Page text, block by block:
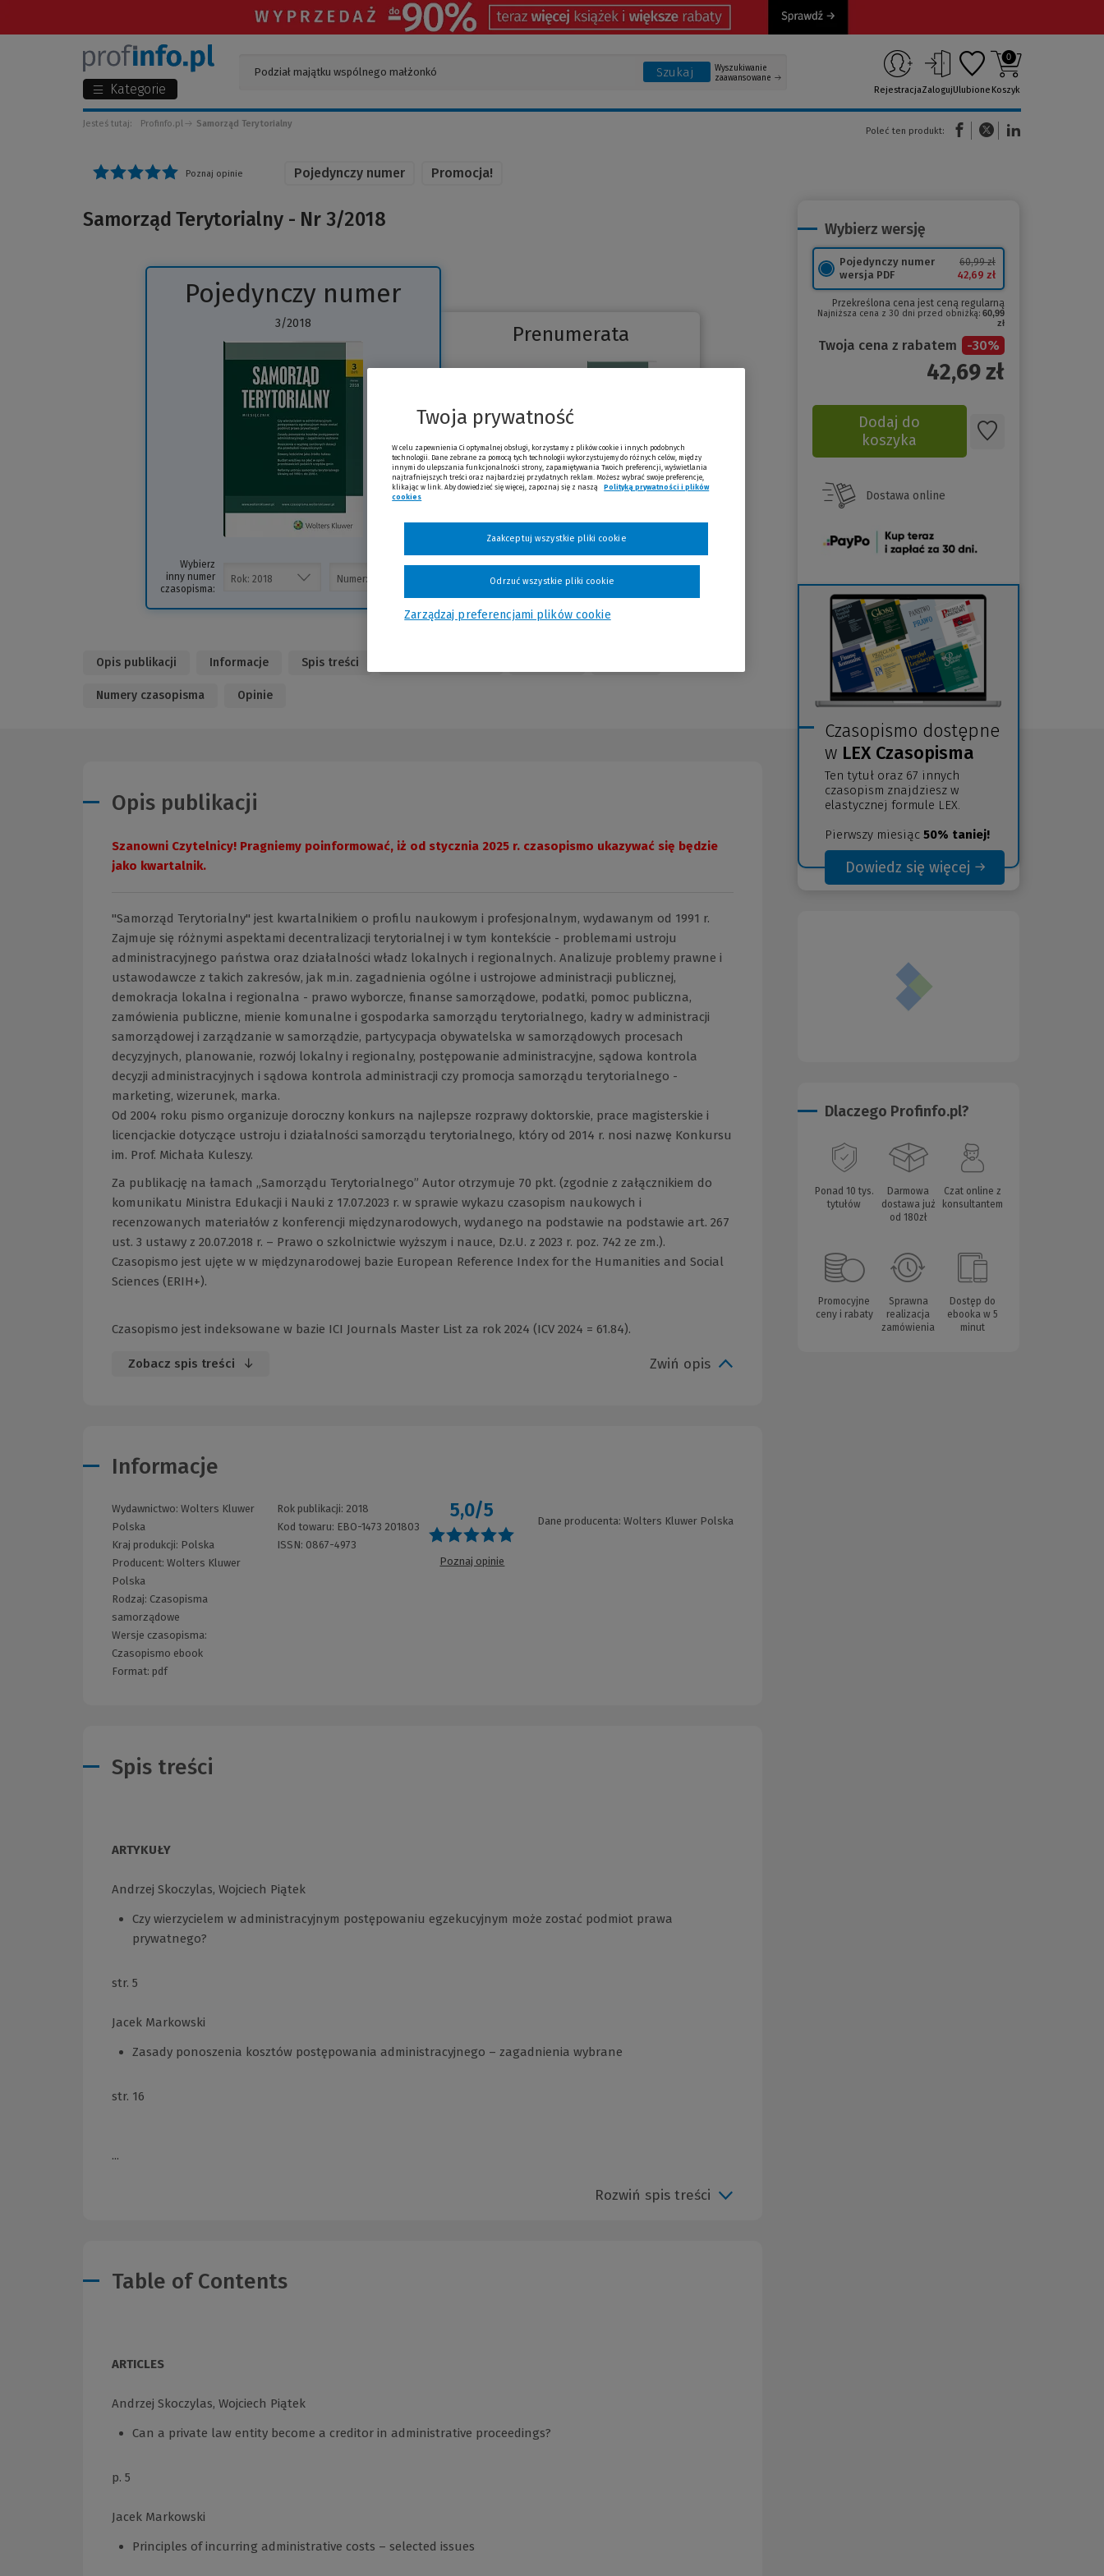
Kategorie
Szukaj
Wyszukiwanie
zaawansowane
RejestracjaZalogujUlubione
0
Koszyk
Jesteś tutaj: Profinfo.pl Samorząd Terytorialny
Poleć ten produkt:
(Nowe okno)(Link do innej strony)
Poznaj opinie Pojedynczy numer Promocja!
Samorząd Terytorialny - Nr 3/2018
Pojedynczy numer
3/2018
Wybierz
inny numer
czasopisma:
Prenumerata
Sprawdź
Opis publikacji Informacje Spis treści
Numery czasopisma Opinie
Opis publikacji
Szanowni Czytelnicy! Pragniemy poinformować, iż od stycznia 2025 r. czasopismo ukazywać się będzie
jako kwartalnik.
"Samorząd Terytorialny" jest kwartalnikiem o profilu naukowym i profesjonalnym, wydawanym od 1991 r.
Zajmuje się różnymi aspektami decentralizacji terytorialnej i w tym kontekście - problemami ustroju
administracyjnego państwa oraz działalności władz lokalnych i regionalnych. Analizuje problemy prawne i
ustawodawcze z takich zakresów, jak m.in. zagadnienia ogólne i ustrojowe administracji publicznej,
demokracja lokalna i regionalna - prawo wyborcze, finanse samorządowe, podatki, pomoc publiczna,
zamówienia publiczne, mienie komunalne i gospodarka samorządu terytorialnego, kadry w administracji
samorządowej i zarządzanie w samorządzie, partycypacja obywatelska w samorządowych procesach
decyzyjnych, planowanie, rozwój lokalny i regionalny, postępowanie administracyjne, sądowa kontrola
decyzji administracyjnych i sądowa kontrola administracji czy promocja samorządu terytorialnego -
marketing, wizerunek, marka.
Od 2004 roku pismo organizuje doroczny konkurs na najlepsze rozprawy doktorskie, prace magisterskie i
licencjackie dotyczące ustroju i działalności samorządu terytorialnego, który od 2014 r. nosi nazwę Konkursu
im. Prof. Michała Kuleszy.
Za publikację na łamach „Samorządu Terytorialnego” Autor otrzymuje 70 pkt. (zgodnie z załącznikiem do
komunikatu Ministra Edukacji i Nauki z 17.07.2023 r. w sprawie wykazu czasopism naukowych i
recenzowanych materiałów z konferencji międzynarodowych, wydanego na podstawie na podstawie art. 267
ust. 3 ustawy z 20.07.2018 r. – Prawo o szkolnictwie wyższym i nauce, Dz.U. z 2023 r. poz. 742 ze zm.).
Czasopismo jest ujęte w w międzynarodowej bazie European Reference Index for the Humanities and Social
Sciences (ERIH+).
Czasopismo jest indeksowane w bazie ICI Journals Master List za rok 2024 (ICV 2024 = 61.84).
Zobacz spis treści Zwiń opis
Informacje
Wydawnictwo: Wolters Kluwer
Polska
Kraj produkcji: Polska
Producent: Wolters Kluwer
Polska
Rodzaj: Czasopisma
samorządowe
Wersje czasopisma:
Czasopismo ebook
Format: pdf
Rok publikacji: 2018
Kod towaru: EBO-1473 201803
ISSN: 0867-4973
5,0/5
Poznaj opinie
Dane producenta: Wolters Kluwer Polska
Spis treści
ARTYKUŁY
Andrzej Skoczylas, Wojciech Piątek
Czy wierzycielem w administracyjnym postępowaniu egzekucyjnym może zostać podmiot prawa
prywatnego?
str. 5
Jacek Markowski
Zasady ponoszenia kosztów postępowania administracyjnego – zagadnienia wybrane
str. 16
...
Rozwiń spis treści
Table of Contents
ARTICLES
Andrzej Skoczylas, Wojciech Piątek
Can a private law entity become a creditor in administrative proceedings?
p. 5
Jacek Markowski
Principles of incurring administrative costs – selected issues
Wybierz wersję
Pojedynczy numer
wersja PDF
60,99 zł
42,69 zł
Przekreślona cena jest ceną regularną
Najniższa cena z 30 dni przed obniżką: 60,99
zł
Twoja cena z rabatem -30%
42,69zł
Dodaj do
koszyka
Dostawa online
(Nowe
Czasopismo dostępne
w LEX Czasopisma
Ten tytuł oraz 67 innych
czasopism znajdziesz w
elastycznej formule LEX.
Pierwszy miesiąc 50% taniej!
Dowiedz się więcej
(Nowe
(Link
Dlaczego Profinfo.pl?
Ponad 10 tys.
tytułów
Darmowa
dostawa już
od 180zł
Czat online z
konsultantem
Promocyjne
ceny i rabaty
Sprawna
realizacja
zamówienia
Dostęp do
ebooka w 5
minut
Twoja prywatność
W celu zapewnienia Ci optymalnej obsługi, korzystamy z plików cookie i innych podobnych
technologii. Dane zebrane za pomocą tych technologii wykorzystujemy do różnych celów, między
innymi do ulepszania funkcjonalności strony, zapamiętywania Twoich preferencji, wyświetlania
najtrafniejszych treści oraz najbardziej przydatnych reklam. Możesz wybrać swoje preferencje,
klikając w link. Aby dowiedzieć się więcej, zapoznaj się z naszą
Polityką prywatności i plików
cookies
Zarządzaj preferencjami plików cookie
Odrzuć wszystkie pliki cookie
Zaakceptuj wszystkie pliki cookie